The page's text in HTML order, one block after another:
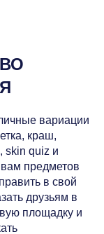
вариации
краш,
skin quiz и
предметов
в свой
друзьям в
площадку и